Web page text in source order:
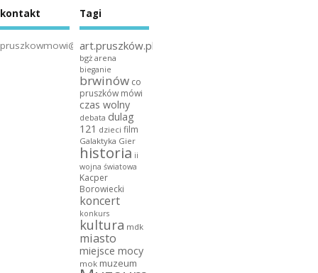
kontakt
pruszkowmowi@gmail.com
Tagi
art.pruszków.pl
bgż arena
bieganie
brwinów co
pruszków mówi
czas wolny
debata dulag
121 dzieci film
Galaktyka Gier
historia ii
wojna światowa
Kacper
Borowiecki
koncert
konkurs
kultura mdk
miasto
miejsce mocy
mok muzeum